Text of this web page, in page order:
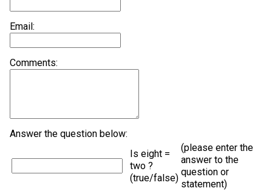
Email:
Comments:
Answer the question below:
Is eight =
two ?
(true/false)
(please enter the
answer to the
question or
statement)